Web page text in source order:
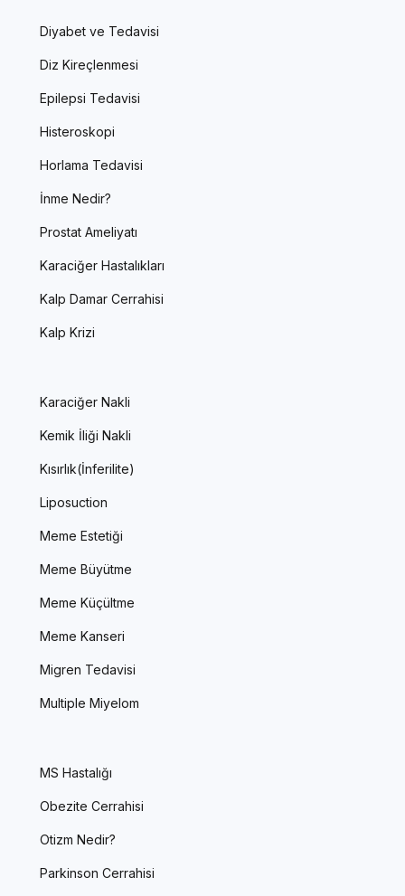
Diyabet ve Tedavisi
Diz Kireçlenmesi
Epilepsi Tedavisi
Histeroskopi
Horlama Tedavisi
İnme Nedir?
Prostat Ameliyatı
Karaciğer Hastalıkları
Kalp Damar Cerrahisi
Kalp Krizi
Karaciğer Nakli
Kemik İliği Nakli
Kısırlık(İnferilite)
Liposuction
Meme Estetiği
Meme Büyütme
Meme Küçültme
Meme Kanseri
Migren Tedavisi
Multiple Miyelom
MS Hastalığı
Obezite Cerrahisi
Otizm Nedir?
Parkinson Cerrahisi